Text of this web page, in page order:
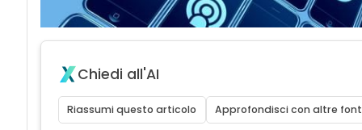
Chiedi all'AI
Riassumi questo articolo Approfondisci con altre